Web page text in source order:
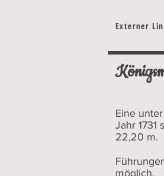
Externer
Eine
Jahr
22,20 m.
möglich.